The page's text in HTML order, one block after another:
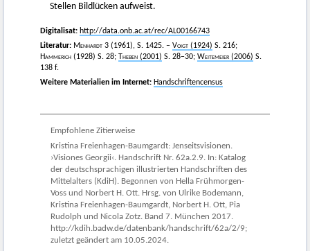
Stellen Bildlücken aufweist.
Digitalisat: http://data.onb.ac.at/rec/AL00166743
Literatur: Menhardt 3 (1961), S. 1425. – Voigt (1924) S. 216;
Hammerich (1928) S. 28; Theben (2001) S. 28–30; Weitemeier (2006) S.
138 f.
Weitere Materialien im Internet: Handschriftencensus
Empfohlene Zitierweise
Kristina Freienhagen-Baumgardt: Jenseitsvisionen.
›Visiones Georgii‹. Handschrift Nr. 62a.2.9. In: Katalog
der deutschsprachigen illustrierten Handschriften des
Mittelalters (KdiH). Begonnen von Hella Frühmorgen-
Voss und Norbert H. Ott. Hrsg. von Ulrike Bodemann,
Kristina Freienhagen-Baumgardt, Norbert H. Ott, Pia
Rudolph und Nicola Zotz. Band 7. München 2017.
http://kdih.badw.de/datenbank/handschrift/62a/2/9;
zuletzt geändert am 10.05.2024.